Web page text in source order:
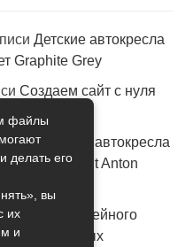
Детские автокресла
Graphite Grey
Создаем сайт с нуля
Детские автокресла
2-3) цвет St Anton
Услуги семейного
в семейных
файлы
делать его
вы
их
и